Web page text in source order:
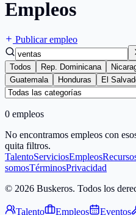
Empleos
Publicar empleo
Todos Rep. Dominicana
Guatemala
Honduras El
0 empleos
No encontramos empleos con
quita filtros.
TalentoServiciosEmpleos
somosTérminosPrivacidad
© 2026 Buskeros. Todos los
Talento Empleos Eventos